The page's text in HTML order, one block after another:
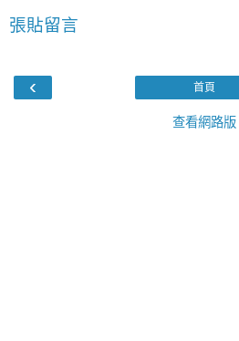
張貼留言
‹ 首頁
查看網路版